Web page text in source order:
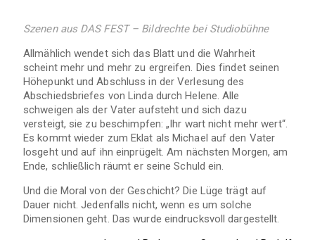
Szenen aus DAS FEST – Bildrechte bei Studiobühne
Allmählich wendet sich das Blatt und die Wahrheit
scheint mehr und mehr zu ergreifen. Dies findet seinen
Höhepunkt und Abschluss in der Verlesung des
Abschiedsbriefes von Linda durch Helene. Alle
schweigen als der Vater aufsteht und sich dazu
versteigt, sie zu beschimpfen: „Ihr wart nicht mehr wert“.
Es kommt wieder zum Eklat als Michael auf den Vater
losgeht und auf ihn einprügelt. Am nächsten Morgen, am
Ende, schließlich räumt er seine Schuld ein.
Und die Moral von der Geschicht? Die Lüge trägt auf
Dauer nicht. Jedenfalls nicht, wenn es um solche
Dimensionen geht. Das wurde eindrucksvoll dargestellt.